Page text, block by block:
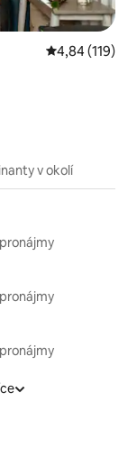
Průměrné
4,84 (119)
v okolí